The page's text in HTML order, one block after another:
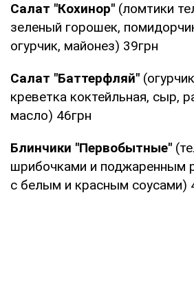
Салат "Кохинор" (ломтики
зеленый горошек,
огурчик, майонез) 39грн
Салат "Баттерфляй"
креветка коктейльная, сыр,
масло) 46грн
Блинчики "Первобытные"
шрибочками и поджаренным
с белым и красным соусами)